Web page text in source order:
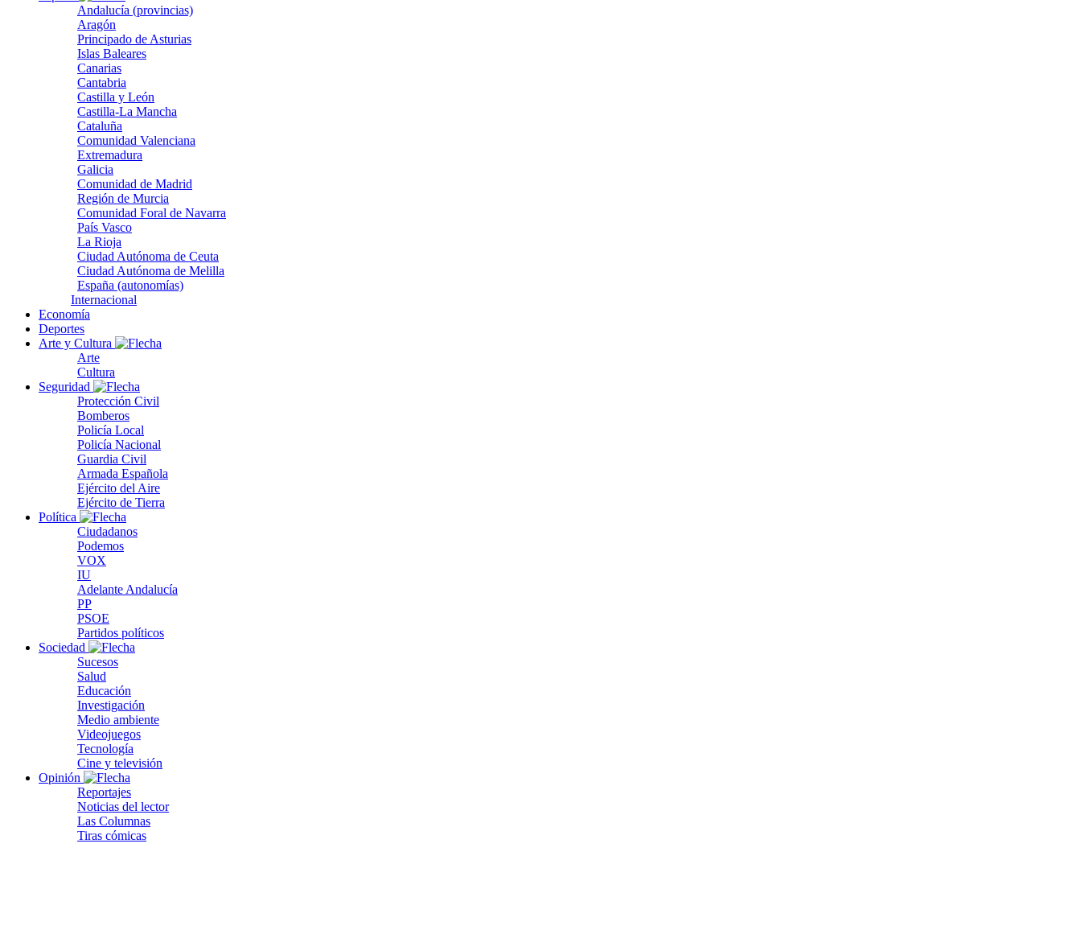
Andalucía (provincias)
Aragón
Principado de Asturias
Islas Baleares
Canarias
Cantabria
Castilla y León
Castilla-La Mancha
Cataluña
Comunidad Valenciana
Extremadura
Galicia
Comunidad de Madrid
Región de Murcia
Comunidad Foral de Navarra
País Vasco
La Rioja
Ciudad Autónoma de Ceuta
Ciudad Autónoma de Melilla
España (autonomías)
Internacional
Economía
Deportes
Arte y Cultura
Arte
Cultura
Seguridad
Protección Civil
Bomberos
Policía Local
Policía Nacional
Guardia Civil
Armada Española
Ejército del Aire
Ejército de Tierra
Política
Ciudadanos
Podemos
VOX
IU
Adelante Andalucía
PP
PSOE
Partidos políticos
Sociedad
Sucesos
Salud
Educación
Investigación
Medio ambiente
Videojuegos
Tecnología
Cine y televisión
Opinión
Reportajes
Noticias del lector
Las Columnas
Tiras cómicas